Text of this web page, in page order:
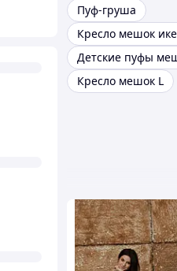
Пуф-груша
Кресло мешок
Детские пуфы
Кресло мешок L